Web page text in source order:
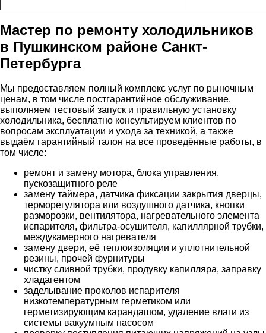
Мастер по ремонту холодильников
в Пушкинском районе Санкт-
Петербурга
Мы предоставляем полный комплекс услуг по рыночным
ценам, в том числе постгарантийное обслуживание,
выполняем тестовый запуск и правильную установку
холодильника, бесплатно консультируем клиентов по
вопросам эксплуатации и ухода за техникой, а также
выдаём гарантийный талон на все проведённые работы, в
том числе:
ремонт и замену мотора, блока управления,
пускозащитного реле
замену таймера, датчика фиксации закрытия дверцы,
терморегулятора или воздушного датчика, кнопки
разморозки, вентилятора, нагревательного элемента
испарителя, фильтра-осушителя, капиллярной трубки,
междукамерного нагревателя
замену двери, её теплоизоляции и уплотнительной
резины, прочей фурнитуры
чистку сливной трубки, продувку капилляра, заправку
хладагентом
заделывание проколов испарителя
низкотемпературным герметиком или
герметизирующим карандашом, удаление влаги из
системы вакуумным насосом